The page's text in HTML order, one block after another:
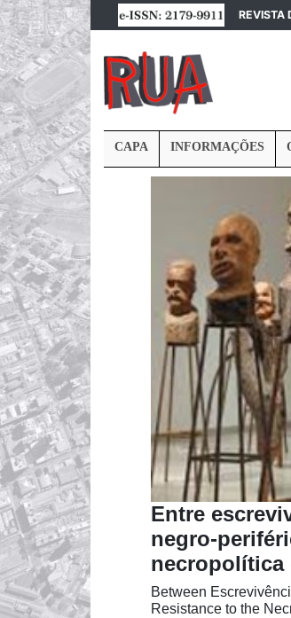
REVISTA
CAPA INFORMAÇÕES
Entre
negro-
necropolítica
Between
Resistance to the